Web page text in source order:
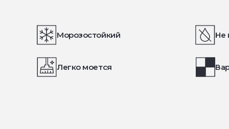
Морозостойкий Не
Легко моется